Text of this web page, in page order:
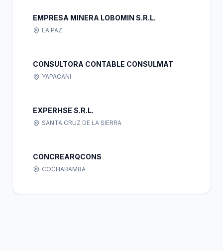
EMPRESA MINERA LOBOMIN S.R.L.
LA PAZ
CONSULTORA CONTABLE CONSULMAT
YAPACANI
EXPERHSE S.R.L.
SANTA CRUZ DE LA SIERRA
CONCREARQCONS
COCHABAMBA